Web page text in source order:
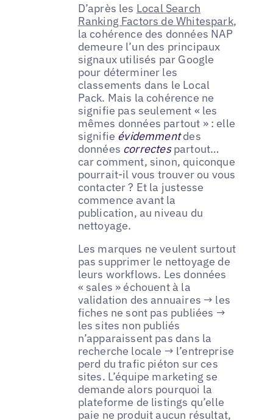
D’après les Local Search
Ranking Factors de Whitespark,
la cohérence des données NAP
demeure l’un des principaux
signaux utilisés par Google
pour déterminer les
classements dans le Local
Pack. Mais la cohérence ne
signifie pas seulement « les
mêmes données partout » : elle
signifie évidemmentdes
données correctespartout…
car comment, sinon, quiconque
pourrait-il vous trouver ou vous
contacter ? Et la justesse
commence avant la
publication, au niveau du
nettoyage.
Les marques ne veulent surtout
pas supprimer le nettoyage de
leurs workflows. Les données
« sales » échouent à la
validation des annuaires → les
fiches ne sont pas publiées →
les sites non publiés
n’apparaissent pas dans la
recherche locale → l’entreprise
perd du trafic piéton sur ces
sites. L’équipe marketing se
demande alors pourquoi la
plateforme de listings qu’elle
paie ne produit aucun résultat,